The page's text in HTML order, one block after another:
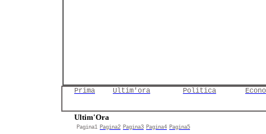
Prima Ultim'ora Politica
Ultim'Ora
Pagina1 Pagina2 Pagina3 Pagina4 Pagina5